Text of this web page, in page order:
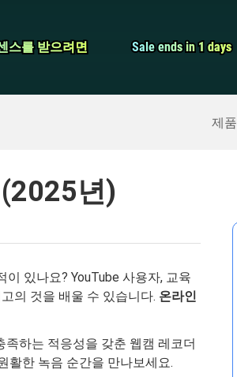
스를 받으려면
스를 받으려면 Sale ends in 1 days
Sale ends in 1 days
제품
스크린 레코더
년)
있나요? YouTube 사용자, 교육
의 것을 배울 수 있습니다. 온라인
하는 적응성을 갖춘 웹캠 레코더
활한 녹음 순간을 만나보세요.